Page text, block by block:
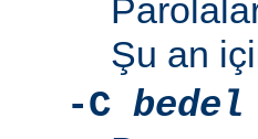
Şu an
-C bedel